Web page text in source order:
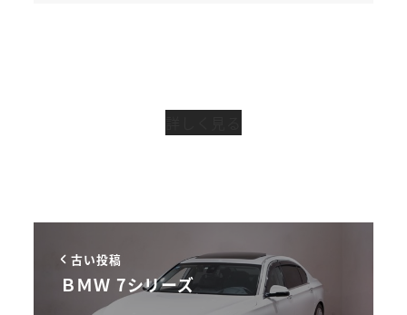
古い投稿
ＢＭＷ 7シリーズ